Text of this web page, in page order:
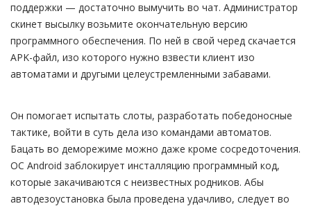
поддержки — достаточно вымучить во чат. Администратор
скинет высылку возьмите окончательную версию
программного обеспечения. По ней в свой черед скачается
APK-файл, изо которого нужно взвести клиент изо
автоматами и другыми целеустремленными забавами.
Он помогает испытать слоты, разработать победоносные
тактике, войти в суть дела изо командами автоматов.
Бацать во деморежиме можно даже кроме сосредоточения.
ОС Android заблокирует инсталляцию программный код,
которые закачиваются с неизвестных родников. Абы
автодезоустановка была проведена удачливо, следует во